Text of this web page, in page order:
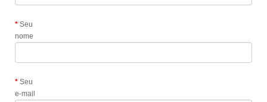
Seu
nome
Seu
e-mail